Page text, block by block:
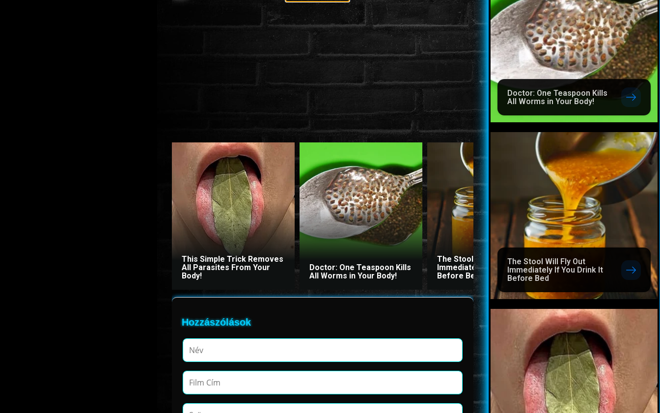
This Simple Trick Removes
All Parasites From Your
Body!
Doctor: One Teaspoon Kills
All Worms in Your Body!
The Stool Will Fly Out
Immediately If You Drink It
Before Bed
This Simple Trick
All Parasites From Your
Hozzászólások
Doctor: One Teaspoon Kills
All Worms in Your Body!
The Stool Will Fly Out
Immediately If You Drink It
Before Bed